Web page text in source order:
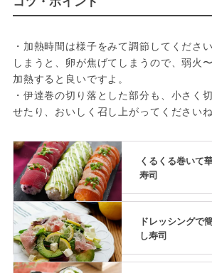
・加熱時間は様子をみて調節してくださ
しまうと、卵が焦げてしまうので、弱火
加熱すると良いですよ。
・伊達巻の切り落とした部分も、小さく
せたり、おいしく召し上がってくださいね
くるくる巻いて
寿司
ドレッシングで
し寿司